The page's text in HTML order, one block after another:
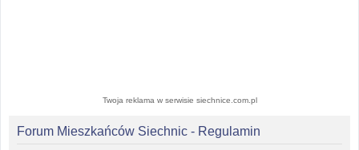
Twoja reklama w serwisie siechnice.com.pl
Forum Mieszkańców Siechnic - Regulamin